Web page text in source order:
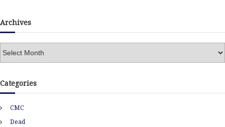
Archives
h
e
s
Categories
CMC
Dead